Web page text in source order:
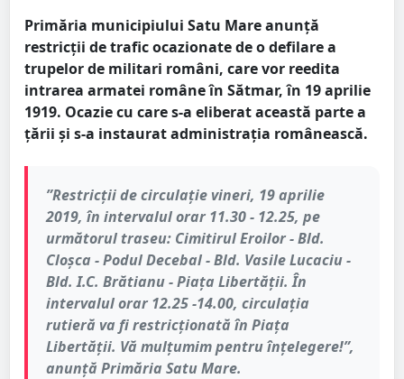
Primăria municipiului Satu Mare anunță
restricții de trafic ocazionate de o defilare a
trupelor de militari români, care vor reedita
intrarea armatei române în Sătmar, în 19 aprilie
1919. Ocazie cu care s-a eliberat această parte a
țării și s-a instaurat administrația românească.
”Restricții de circulație vineri, 19 aprilie
2019, în intervalul orar 11.30 - 12.25, pe
următorul traseu: Cimitirul Eroilor - Bld.
Cloșca - Podul Decebal - Bld. Vasile Lucaciu -
Bld. I.C. Brătianu - Piața Libertății. În
intervalul orar 12.25 -14.00, circulația
rutieră va fi restricționată în Piața
Libertății. Vă mulțumim pentru înțelegere!”,
anunță Primăria Satu Mare.